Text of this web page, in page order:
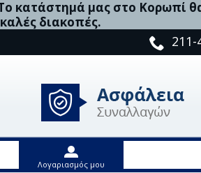
κατάστημά μας στο Κορωπί
διακοπές.
211-
Λογαριασμός μου